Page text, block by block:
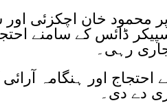
محمود خان اچکزئی
سپیکر ڈائس کے سامنے
رہی۔
احتجاج اور ہنگامہ
دے دی۔